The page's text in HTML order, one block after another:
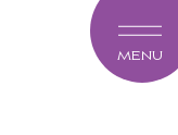
MENU